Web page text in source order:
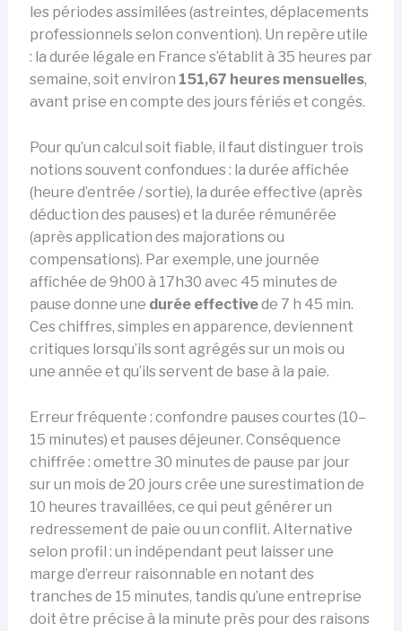
les périodes assimilées (astreintes, déplacements
professionnels selon convention). Un repère utile
: la durée légale en France s’établit à 35 heures par
semaine, soit environ 151,67 heures mensuelles,
avant prise en compte des jours fériés et congés.
Pour qu’un calcul soit fiable, il faut distinguer trois
notions souvent confondues : la durée affichée
(heure d’entrée / sortie), la durée effective (après
déduction des pauses) et la durée rémunérée
(après application des majorations ou
compensations). Par exemple, une journée
affichée de 9h00 à 17h30 avec 45 minutes de
pause donne une durée effectivede 7 h 45 min.
Ces chiffres, simples en apparence, deviennent
critiques lorsqu’ils sont agrégés sur un mois ou
une année et qu’ils servent de base à la paie.
Erreur fréquente : confondre pauses courtes (10–
15 minutes) et pauses déjeuner. Conséquence
chiffrée : omettre 30 minutes de pause par jour
sur un mois de 20 jours crée une surestimation de
10 heures travaillées, ce qui peut générer un
redressement de paie ou un conflit. Alternative
selon profil : un indépendant peut laisser une
marge d’erreur raisonnable en notant des
tranches de 15 minutes, tandis qu’une entreprise
doit être précise à la minute près pour des raisons